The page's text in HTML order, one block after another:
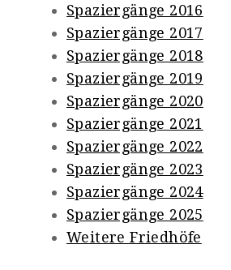
Spaziergänge 2016
Spaziergänge 2017
Spaziergänge 2018
Spaziergänge 2019
Spaziergänge 2020
Spaziergänge 2021
Spaziergänge 2022
Spaziergänge 2023
Spaziergänge 2024
Spaziergänge 2025
Weitere Friedhöfe